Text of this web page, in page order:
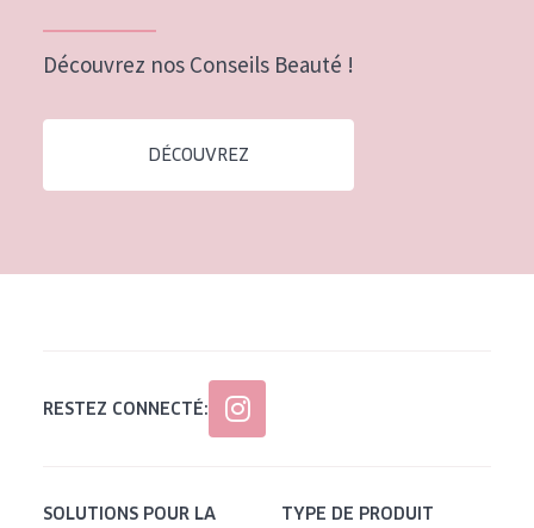
Découvrez nos Conseils Beauté !
DÉCOUVREZ
RESTEZ CONNECTÉ:
SOLUTIONS POUR LA
TYPE DE PRODUIT